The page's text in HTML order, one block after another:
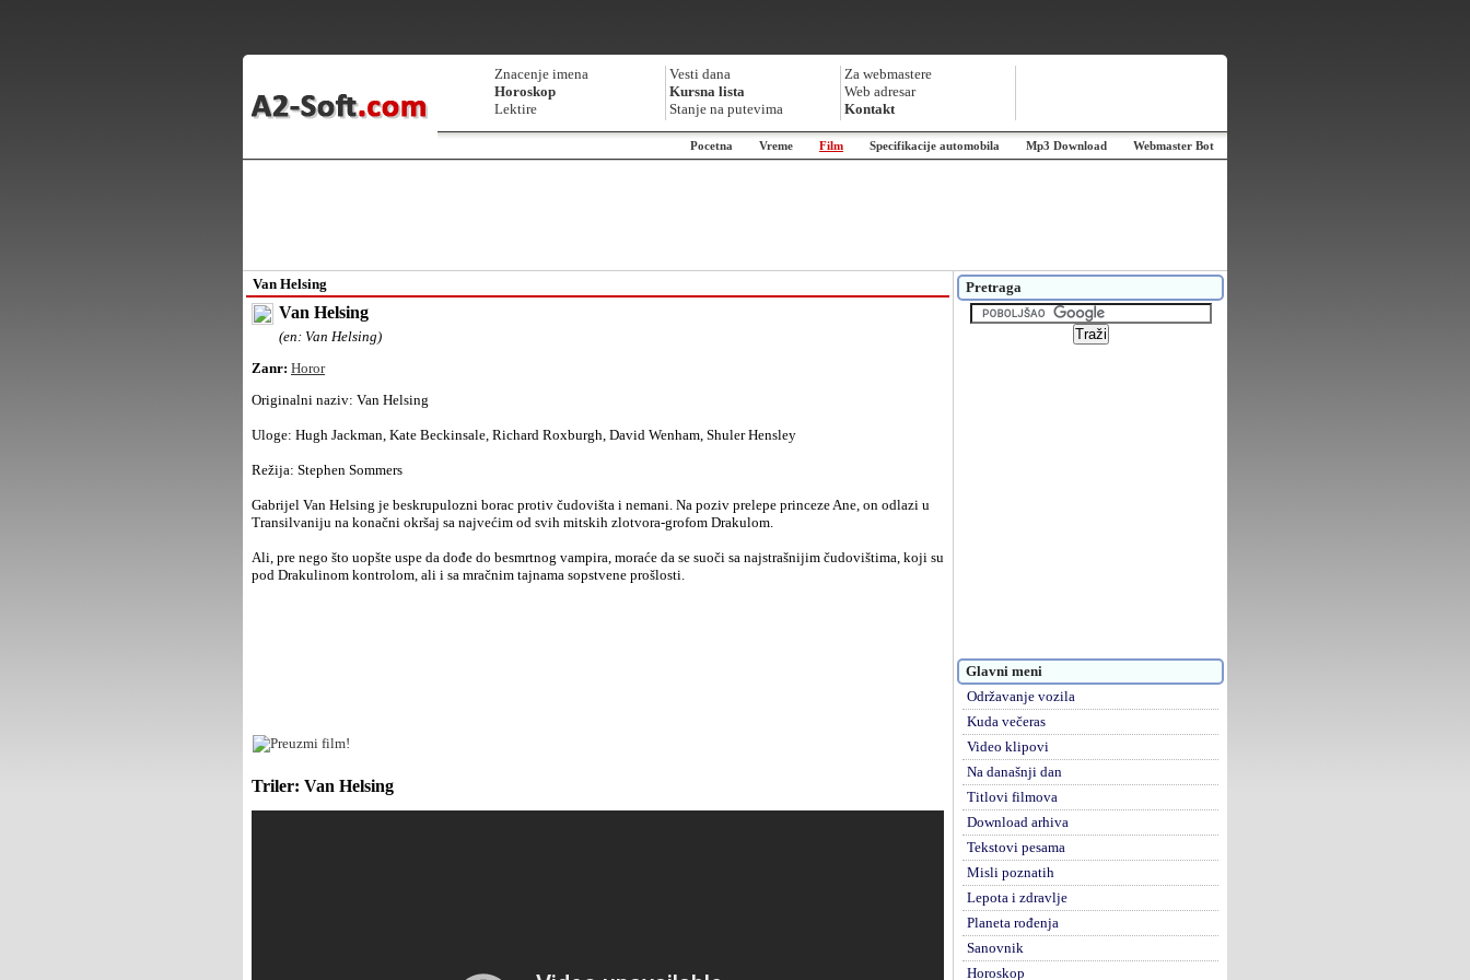
Znacenje imena
Horoskop
Lektire
Vesti dana
Kursna lista
Stanje na putevima
Za webmastere
Web adresar
Kontakt
Pocetna Vreme Film Specifikacije automobila Mp3 Download Webmaster Bot
Van Helsing
Van Helsing
(en: Van Helsing)
Zanr: Horor
Originalni naziv: Van Helsing
Uloge: Hugh Jackman, Kate Beckinsale, Richard Roxburgh, David Wenham, Shuler Hensley
Režija: Stephen Sommers
Gabrijel Van Helsing je beskrupulozni borac protiv čudovišta i nemani. Na poziv prelepe princeze Ane, on odlazi u
Transilvaniju na konačni okršaj sa najvećim od svih mitskih zlotvora-grofom Drakulom.
Ali, pre nego što uopšte uspe da dođe do besmrtnog vampira, moraće da se suoči sa najstrašnijim čudovištima, koji su
pod Drakulinom kontrolom, ali i sa mračnim tajnama sopstvene prošlosti.
Triler: Van Helsing
Pretraga
Glavni meni
Održavanje vozila
Kuda večeras
Video klipovi
Na današnji dan
Titlovi filmova
Download arhiva
Tekstovi pesama
Misli poznatih
Lepota i zdravlje
Planeta rođenja
Sanovnik
Horoskop